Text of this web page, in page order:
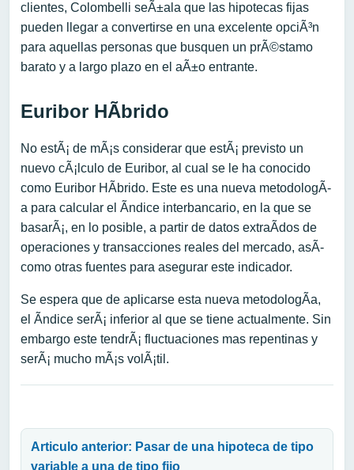
clientes, Colombelli seÃ±ala que las hipotecas fijas
pueden llegar a convertirse en una excelente opciÃ³n
para aquellas personas que busquen un prÃ©stamo
barato y a largo plazo en el aÃ±o entrante.
Euribor HÃ­brido
No estÃ¡ de mÃ¡s considerar que estÃ¡ previsto un
nuevo cÃ¡lculo de Euribor, al cual se le ha conocido
como Euribor HÃ­brido. Este es una nueva metodologÃ­
a para calcular el Ã­ndice interbancario, en la que se
basarÃ¡, en lo posible, a partir de datos extraÃ­dos de
operaciones y transacciones reales del mercado, asÃ­
como otras fuentes para asegurar este indicador.
Se espera que de aplicarse esta nueva metodologÃ­a,
el Ã­ndice serÃ¡ inferior al que se tiene actualmente. Sin
embargo este tendrÃ¡ fluctuaciones mas repentinas y
serÃ¡ mucho mÃ¡s volÃ¡til.
Articulo anterior: Pasar de una hipoteca de tipo
variable a una de tipo fijo